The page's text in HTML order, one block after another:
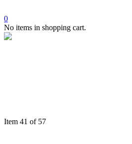
0
No items in shopping cart.
Item 41 of 57